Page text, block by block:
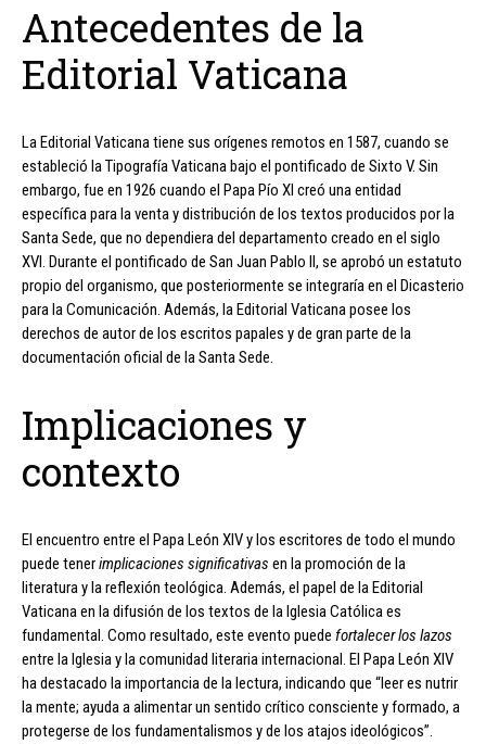
Antecedentes de la
Editorial Vaticana
La Editorial Vaticana tiene sus orígenes remotos en 1587, cuando se
estableció la Tipografía Vaticana bajo el pontificado de Sixto V. Sin
embargo, fue en 1926 cuando el Papa Pío XI creó una entidad
específica para la venta y distribución de los textos producidos por la
Santa Sede, que no dependiera del departamento creado en el siglo
XVI. Durante el pontificado de San Juan Pablo II, se aprobó un estatuto
propio del organismo, que posteriormente se integraría en el Dicasterio
para la Comunicación. Además, la Editorial Vaticana posee los
derechos de autor de los escritos papales y de gran parte de la
documentación oficial de la Santa Sede.
Implicaciones y
contexto
El encuentro entre el Papa León XIV y los escritores de todo el mundo
puede tenerimplicaciones significativas en la promoción de la
literatura y la reflexión teológica. Además, el papel de la Editorial
Vaticana en la difusión de los textos de la Iglesia Católica es
fundamental. Como resultado, este evento puede fortalecer los lazos
entre la Iglesia y la comunidad literaria internacional. El Papa León XIV
ha destacado la importancia de la lectura, indicando que “leer es nutrir
la mente; ayuda a alimentar un sentido crítico consciente y formado, a
protegerse de los fundamentalismos y de los atajos ideológicos”.